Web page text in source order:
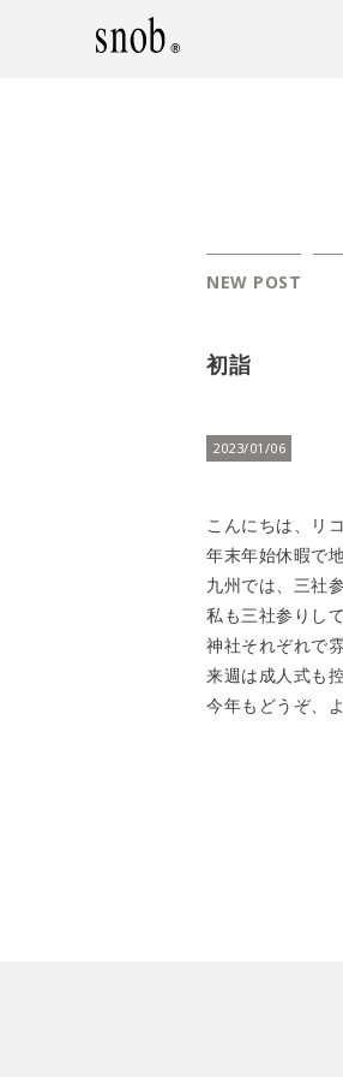
NEW POST
初詣
2023/01/06
こんにちは、リ
年末年始休暇で
九州では、三社
私も三社参りし
神社それぞれで
来週は成人式も
今年もどうぞ、